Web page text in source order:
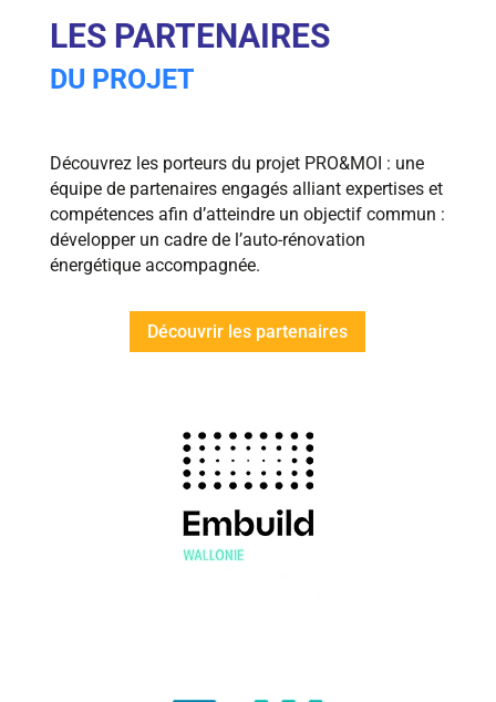
LES PARTENAIRES
DU PROJET
Découvrez les porteurs du projet PRO&MOI : une
équipe de partenaires engagés alliant expertises et
compétences afin d’atteindre un objectif commun :
développer un cadre de l’auto-rénovation
énergétique accompagnée.
Découvrir les partenaires